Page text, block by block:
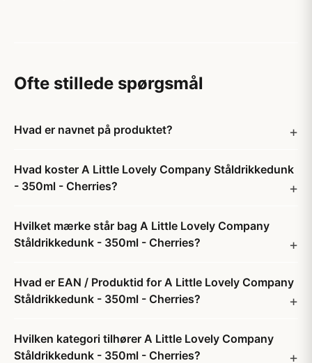
Ofte stillede spørgsmål
Hvad er navnet på produktet?
Hvad koster A Little Lovely Company Ståldrikkedunk
- 350ml - Cherries?
Hvilket mærke står bag A Little Lovely Company
Ståldrikkedunk - 350ml - Cherries?
Hvad er EAN / Produktid for A Little Lovely Company
Ståldrikkedunk - 350ml - Cherries?
Hvilken kategori tilhører A Little Lovely Company
Ståldrikkedunk - 350ml - Cherries?